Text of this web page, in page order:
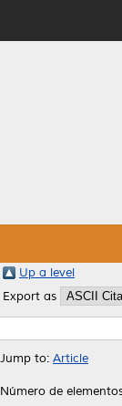
Up a level
Export as
Jump to: Article
Número de